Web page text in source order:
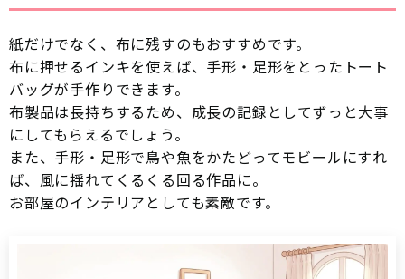
紙だけでなく、布に残すのもおすすめです。
布に押せるインキを使えば、手形・足形をとったトート
バッグが手作りできます。
布製品は長持ちするため、成長の記録としてずっと大事
にしてもらえるでしょう。
また、手形・足形で鳥や魚をかたどってモビールにすれ
ば、風に揺れてくるくる回る作品に。
お部屋のインテリアとしても素敵です。